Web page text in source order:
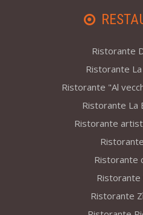
Ristorante
Ristorante
Ristorante "Al
Ristorante La
Ristorante
Ristorante
Ristorante
Ristorante